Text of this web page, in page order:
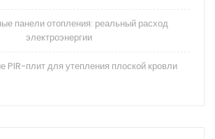
панели отопления: реальный расход
электроэнергии
PIR-плит для утепления плоской кровли